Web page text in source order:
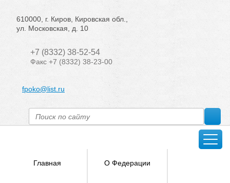
610000, г. Киров, Кировская обл.,
ул. Московская, д. 10
+7 (8332) 38-52-54
Факс +7 (8332) 38-23-00
fpoko@list.ru
Главная О Федерации